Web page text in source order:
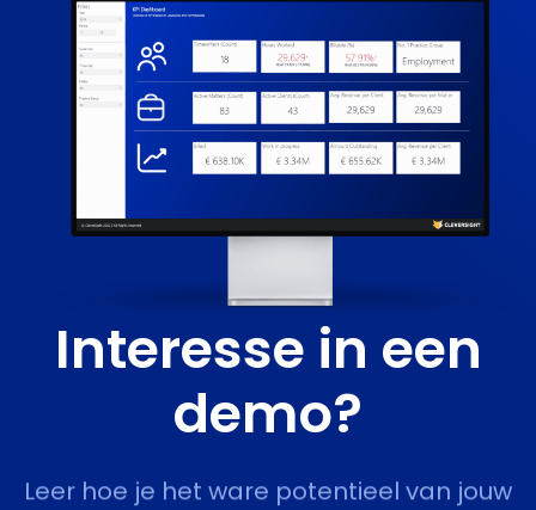
Interesse in een
demo?
Leer hoe je het ware potentieel van jouw